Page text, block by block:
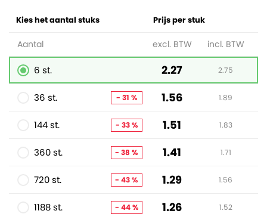
Kies het aantal stuks Prijs per stuk
Aantal excl. BTW incl. BTW
6 st. 2.27 2.75
36 st. - 31 % 1.56 1.89
144 st. - 33 % 1.51 1.83
360 st. - 38 % 1.41 1.71
720 st. - 43 % 1.29 1.56
1188 st. - 44 % 1.26 1.52